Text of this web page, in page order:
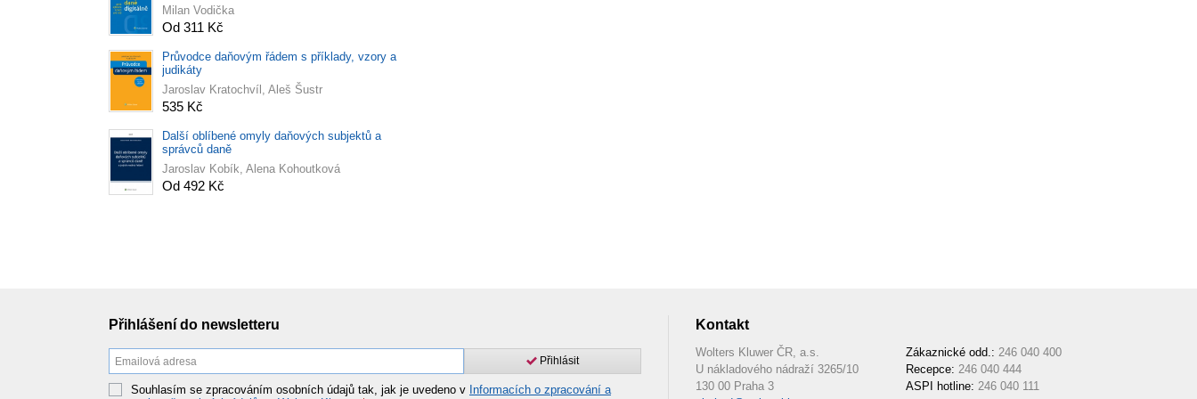
Milan Vodička
Od 311 Kč
Průvodce daňovým řádem s příklady, vzory a
judikáty
Jaroslav Kratochvíl, Aleš Šustr
535 Kč
Další oblíbené omyly daňových subjektů a
správců daně
Jaroslav Kobík, Alena Kohoutková
Od 492 Kč
Přihlášení do newsletteru
Přihlásit
Souhlasím se zpracováním osobních údajů tak, jak je uvedeno v Informacích o zpracování a
Kontakt
Wolters Kluwer ČR, a.s.
U nákladového nádraží 3265/10
130 00 Praha 3
Zákaznické odd.: 246 040 400
Recepce: 246 040 444
ASPI hotline: 246 040 111